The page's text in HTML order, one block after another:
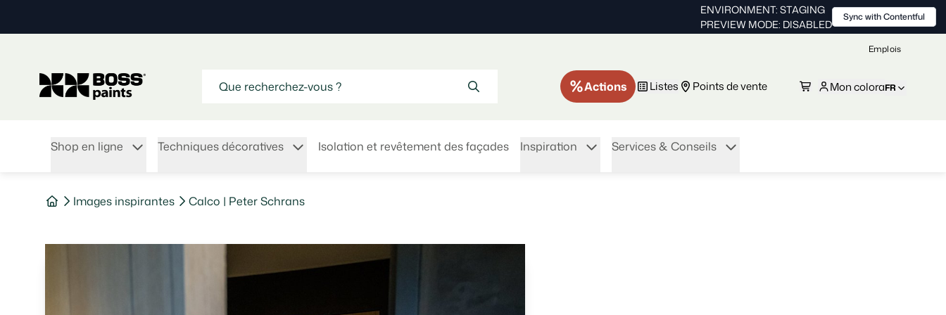
Emplois
Actions Listes Points de vente Mon coloraFR
Shop en ligne Techniques décoratives Isolation et revêtement des façades Inspiration Services & Conseils
Images inspirantes Calco | Peter Schrans
ENVIRONMENT: STAGING
PREVIEW MODE: DISABLED
Sync with Contentful